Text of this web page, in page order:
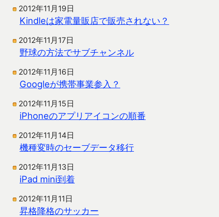
2012年11月19日
Kindleは家電量販店で販売されない？
2012年11月17日
野球の方法でサブチャンネル
2012年11月16日
Googleが携帯事業参入？
2012年11月15日
iPhoneのアプリアイコンの順番
2012年11月14日
機種変時のセーブデータ移行
2012年11月13日
iPad mini到着
2012年11月11日
昇格降格のサッカー